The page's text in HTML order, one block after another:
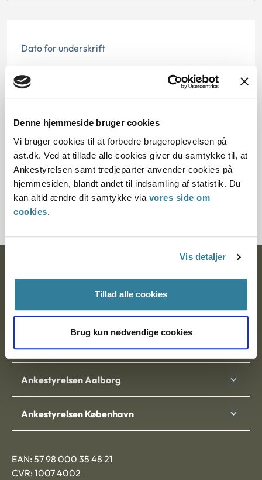
Denne hjemmeside bruger cookies
Vi bruger cookies til at forbedre brugeroplevelsen på
ast.dk. Ved at tillade alle cookies giver du samtykke til, at
Ankestyrelsen samt tredjeparter anvender cookies på
hjemmesiden, blandt andet til indsamling af statistik. Du
kan altid ændre dit samtykke via vores side om
cookies.
Vis detaljer
Tillad alle cookies
Brug kun nødvendige cookies
Dato for underskrift
15.02.1996
Offentliggørelsesdato
11.07.2013
Paragraf
§ 26 § 37 § 37a § 28 § 34
Journalnummer J.nr.: 21232-94
Nytorv 7, 2. sal
9000 Aalborg
Ankestyrelsen Aalborg
Ankestyrelsen København
EAN: 57 98 000 35 48 21
CVR: 1007 4002